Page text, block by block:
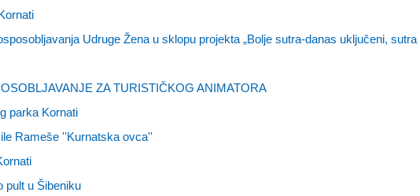
Udruge Žena u sklopu projekta „Bolje sutra-danas uključeni, sutra
ZA TURISTIČKOG ANIMATORA
parka Kornati
Rameše ''Kurnatska ovca''
pult u Šibeniku